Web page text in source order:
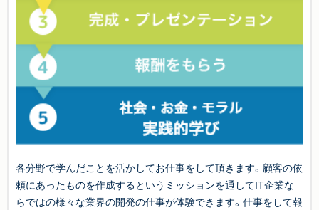
各分野で学んだことを活かしてお仕事をして頂きます。顧客の依
頼にあったものを作成するというミッションを通してIT企業な
らではの様々な業界の開発の仕事が体験できます。仕事をして報